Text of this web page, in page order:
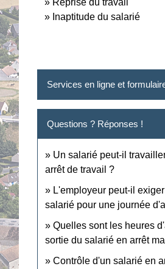
Reprise du travail
Inaptitude du salarié
Services en ligne et
Questions ? Réponses !
Un salarié peut-il
arrêt de travail ?
L'employeur peut-il
salarié pour une journée
Quelles sont les heures
sortie du salarié en arrêt
Contrôle d'un salarié en